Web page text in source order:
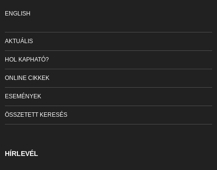
ENGLISH
AKTUÁLIS
HOL KAPHATÓ?
ONLINE CIKKEK
ESEMÉNYEK
ÖSSZETETT KERESÉS
HÍRLEVÉL